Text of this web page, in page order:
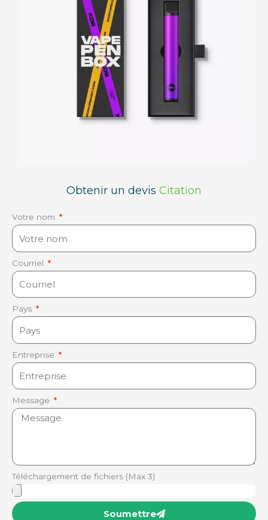
Obtenir un devis Citation
Votre nom
Courriel
Pays
Entreprise
Message
Téléchargement de fichiers (Max 3)
Soumettre